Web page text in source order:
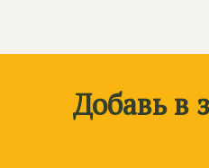
Добавь в